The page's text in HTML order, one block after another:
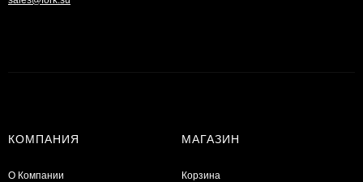
КОМПАНИЯ
О Компании
МАГАЗИН
Корзина